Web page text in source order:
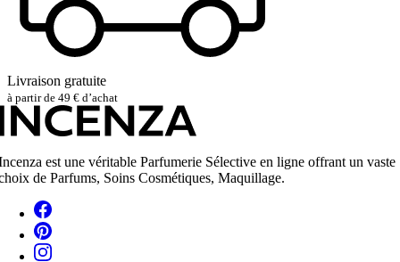
Livraison gratuite
à partir de 49 € d’achat
est une véritable Parfumerie Sélective en ligne offrant un vaste
de Parfums, Soins Cosmétiques, Maquillage.